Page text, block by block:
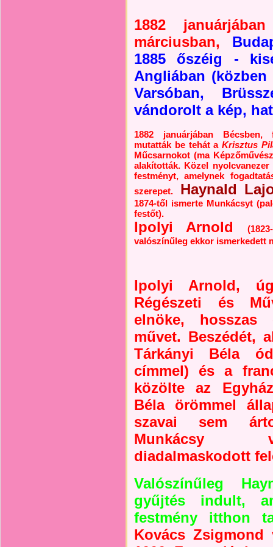
1882
márciusban,
1885 őszéig -
Angliában
Varsóban,
vándorolt a kép,
1882 januárjában Bécsben,
mutatták be tehát aKrisztus
Műcsarnokot (ma
alakították. Közel
festményt, amelynek
szerepet.
Haynald
1874-től ismerte Munkácsyt
festőt).
Ipolyi Arnold
valószínűleg ekkor ismerkedett
Ipolyi Arnold,
Régészeti és
elnöke, hosszas
művet. Beszédét,
Tárkányi Béla
címmel) és a
közölte az
Béla örömmel
szavai sem
Munkácsy
diadalmaskodott
Valószínűleg
gyűjtés indult,
festmény itthon
Kovács Zsigmond